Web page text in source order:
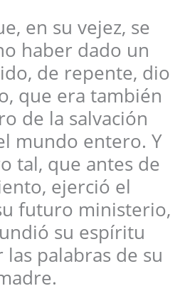
en su vejez, se
haber dado un
de repente, dio
que era también
de la salvación
mundo entero. Y
tal, que antes de
ejerció el
futuro ministerio,
su espíritu
palabras de su